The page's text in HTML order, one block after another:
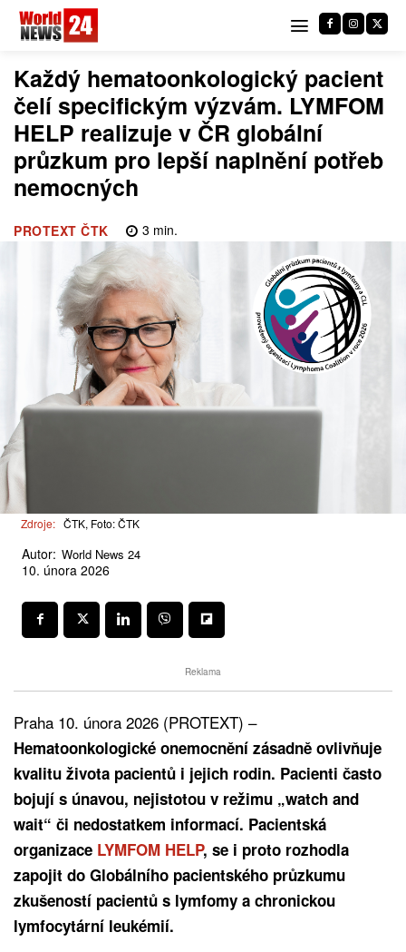
Každý hematoonkologický pacient
čelí specifickým výzvám. LYMFOM
HELP realizuje v ČR globální
průzkum pro lepší naplnění potřeb
nemocných
PROTEXT ČTK 3 min.
Zdroje: ČTK, Foto: ČTK
Autor: World News 24
10. února 2026
Reklama
Praha 10. února 2026 (PROTEXT) –
Hematoonkologické onemocnění zásadně ovlivňuje
kvalitu života pacientů i jejich rodin. Pacienti často
bojují s únavou, nejistotou v režimu „watch and
wait“ či nedostatkem informací. Pacientská
organizace LYMFOM HELP, se i proto rozhodla
zapojit do Globálního pacientského průzkumu
zkušeností pacientů s lymfomy a chronickou
lymfocytární leukémií.